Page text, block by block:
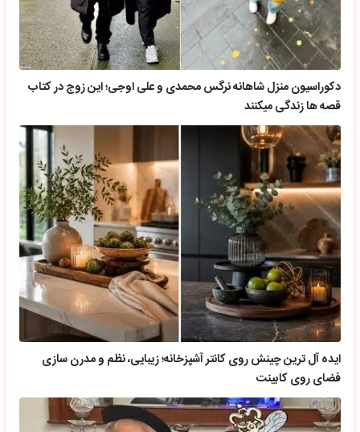
دکوراسیون منزل شاهانه نرگس محمدی و علی اوجی؛ این زوج در کتاب
قصه ها زندگی میکنند
ایده آل ترین چینش روی کانتر آشپزخانه؛ زیبایی، نظم و مدرن سازی
فضای روی کابینت